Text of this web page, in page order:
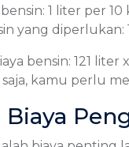
1 liter per 10
yang diperlukan:
bensin: 121
kamu perlu
Biaya